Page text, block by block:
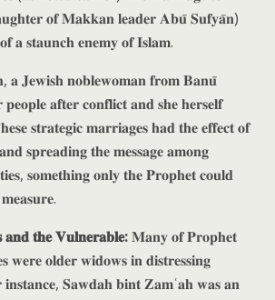
𝐨𝐟 𝐌𝐚𝐤𝐤𝐚𝐧 𝐥𝐞𝐚𝐝𝐞𝐫 𝐀𝐛𝐮̄ 𝐒𝐮𝐟𝐲𝐚̄𝐧)
𝐚 𝐬𝐭𝐚𝐮𝐧𝐜𝐡 𝐞𝐧𝐞𝐦𝐲 𝐨𝐟 𝐈𝐬𝐥𝐚𝐦.
𝐚 𝐉𝐞𝐰𝐢𝐬𝐡 𝐧𝐨𝐛𝐥𝐞𝐰𝐨𝐦𝐚𝐧 𝐟𝐫𝐨𝐦 𝐁𝐚𝐧𝐮̄
𝐚𝐟𝐭𝐞𝐫 𝐜𝐨𝐧𝐟𝐥𝐢𝐜𝐭 𝐚𝐧𝐝 𝐬𝐡𝐞 𝐡𝐞𝐫𝐬𝐞𝐥𝐟
𝐬𝐭𝐫𝐚𝐭𝐞𝐠𝐢𝐜 𝐦𝐚𝐫𝐫𝐢𝐚𝐠𝐞𝐬 𝐡𝐚𝐝 𝐭𝐡𝐞 𝐞𝐟𝐟𝐞𝐜𝐭 𝐨𝐟
𝐚𝐧𝐝 𝐬𝐩𝐫𝐞𝐚𝐝𝐢𝐧𝐠 𝐭𝐡𝐞 𝐦𝐞𝐬𝐬𝐚𝐠𝐞 𝐚𝐦𝐨𝐧𝐠
𝐬𝐨𝐦𝐞𝐭𝐡𝐢𝐧𝐠 𝐨𝐧𝐥𝐲 𝐭𝐡𝐞 𝐏𝐫𝐨𝐩𝐡𝐞𝐭 𝐜𝐨𝐮𝐥𝐝
𝐦𝐞𝐚𝐬𝐮𝐫𝐞.
𝐭𝐡𝐞 𝐕𝐮𝐥𝐧𝐞𝐫𝐚𝐛𝐥𝐞:𝐌𝐚𝐧𝐲 𝐨𝐟 𝐏𝐫𝐨𝐩𝐡𝐞𝐭
𝐨𝐥𝐝𝐞𝐫 𝐰𝐢𝐝𝐨𝐰𝐬 𝐢𝐧 𝐝𝐢𝐬𝐭𝐫𝐞𝐬𝐬𝐢𝐧𝐠
𝐢𝐧𝐬𝐭𝐚𝐧𝐜𝐞, 𝐒𝐚𝐰𝐝𝐚𝐡 𝐛𝐢𝐧𝐭 𝐙𝐚𝐦ʿ𝐚𝐡 𝐰𝐚𝐬 𝐚𝐧